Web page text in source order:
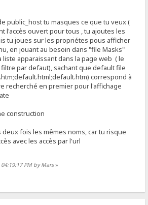
public_host tu masques ce que tu veux (
l'accès ouvert pour tous , tu ajoutes les
tu joues sur les propriétes pous afficher
en jouant au besoin dans "file Masks"
apparaissant dans la page web ( le
par defaut), sachant que default file
correspond à
recherché en premier pour l'affichage
construction
fois les mêmes noms, car tu risque
avec les accès par l'url
PM by Mars»